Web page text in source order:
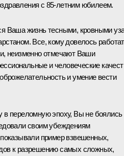
с 85-летним юбилеем.
Ваша жизнь тесными, кровными
Все, кому довелось
неизменно отмечают Ваши
и человеческие
и умение вести
в переломную эпоху, Вы не боялись
своим убеждениям
пример взвешенных,
к разрешению самых сложных,